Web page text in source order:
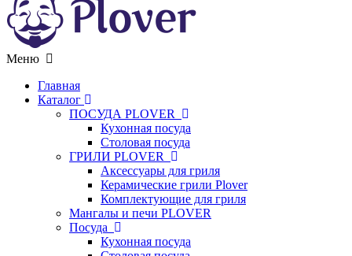
Меню
Главная
Каталог
ПОСУДА PLOVER
Кухонная посуда
Столовая посуда
ГРИЛИ PLOVER
Аксессуары для гриля
Керамические грили Plover
Комплектующие для гриля
Мангалы и печи PLOVER
Посуда
Кухонная посуда